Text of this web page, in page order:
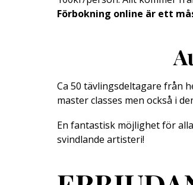
Förbokning online är ett
Ca 50 tävlingsdeltagare från
master classes men också i
En fantastisk möjlighet för
svindlande artisteri!